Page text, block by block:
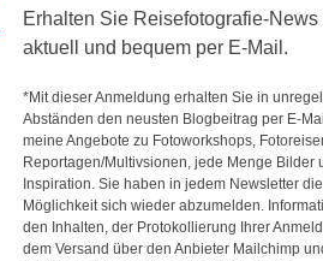
Erhalten Sie Reisefotografie-News
aktuell und bequem per E-Mail.
*Mit dieser Anmeldung erhalten Sie in
Abständen den neusten Blogbeitrag per E-
meine Angebote zu Fotoworkshops,
Reportagen/Multivsionen, jede Menge Bilder
Inspiration. Sie haben in jedem Newsletter die
Möglichkeit sich wieder abzumelden.
den Inhalten, der Protokollierung Ihrer
dem Versand über den Anbieter Mailchimp